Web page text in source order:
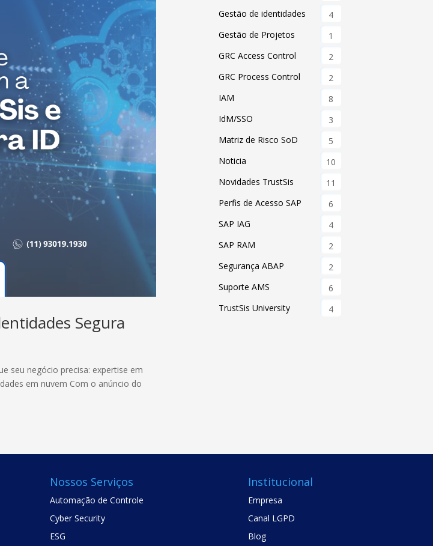
Segura
seu negócio precisa: expertise em
em nuvem Com o anúncio do
Gestão de identidades
4
Gestão de Projetos
1
GRC Access Control
2
GRC Process Control
2
IAM
8
IdM/SSO
3
Matriz de Risco SoD
5
Noticia
10
Novidades TrustSis
11
Perfis de Acesso SAP
6
SAP IAG
4
SAP RAM
2
Segurança ABAP
2
Suporte AMS
6
TrustSis University
4
Nossos Serviços
Automação de Controle
Cyber Security
ESG
Institucional
Empresa
Canal LGPD
Blog